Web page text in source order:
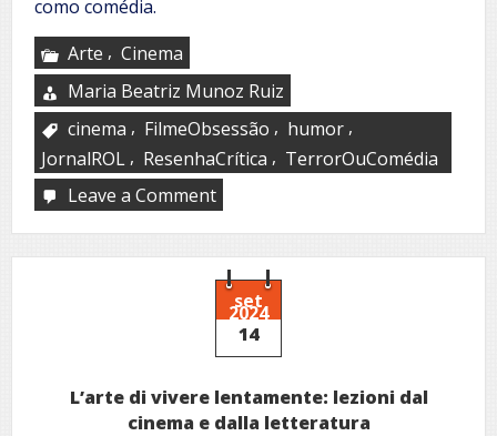
como comédia.
Arte , Cinema
Maria Beatriz Munoz Ruiz
cinema , FilmeObsessão , humor ,
JornalROL , ResenhaCrítica , TerrorOuComédia
Leave a Commenton
¿Comedia
o
terror?
set
2024
14
L’arte di vivere lentamente: lezioni dal
cinema e dalla letteratura